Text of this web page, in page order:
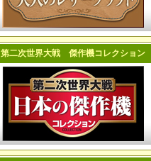
第二次世界大戦 傑作機コレクション